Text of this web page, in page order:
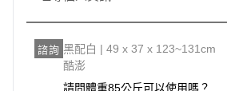
諮詢 黑配白 | 49 x 37 x 123~131cm
酷澎
請問體重85公斤可以使用嗎？